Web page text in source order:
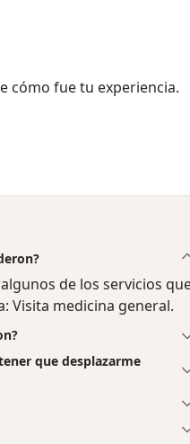
cómo fue tu experiencia.
de los servicios
Visita medicina general.
que desplazarme